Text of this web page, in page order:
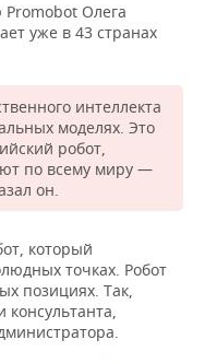
Олега
уже в 43 странах
интеллекта
моделях. Это
робот,
по всему миру —
он.
который
точках. Робот
позициях. Так,